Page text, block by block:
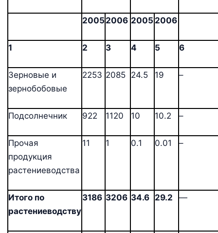
2005 2006 2005 2006
1 2 3 4 5 6
Зерновые и
зернобобовые
2253 2085 24.5 19 –
Подсолнечник 922 1120 10 10.2 –
Прочая
продукция
растениеводства
11 1 0.1 0.01 –
Итого по
растениеводству
3186 3206 34.6 29.2 —